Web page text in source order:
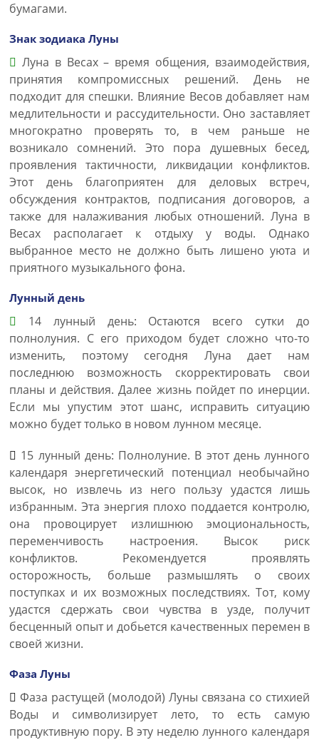
бумагами.
Знак зодиака Луны
Луна в Весах – время общения, взаимодействия,
принятия компромиссных решений. День не
подходит для спешки. Влияние Весов добавляет нам
медлительности и рассудительности. Оно заставляет
многократно проверять то, в чем раньше не
возникало сомнений. Это пора душевных бесед,
проявления тактичности, ликвидации конфликтов.
Этот день благоприятен для деловых встреч,
обсуждения контрактов, подписания договоров, а
также для налаживания любых отношений. Луна в
Весах располагает к отдыху у воды. Однако
выбранное место не должно быть лишено уюта и
приятного музыкального фона.
Лунный день
14 лунный день: Остаются всего сутки до
полнолуния. С его приходом будет сложно что-то
изменить, поэтому сегодня Луна дает нам
последнюю возможность скорректировать свои
планы и действия. Далее жизнь пойдет по инерции.
Если мы упустим этот шанс, исправить ситуацию
можно будет только в новом лунном месяце.
15 лунный день: Полнолуние. В этот день лунного
календаря энергетический потенциал необычайно
высок, но извлечь из него пользу удастся лишь
избранным. Эта энергия плохо поддается контролю,
она провоцирует излишнюю эмоциональность,
переменчивость настроения. Высок риск
конфликтов. Рекомендуется проявлять
осторожность, больше размышлять о своих
поступках и их возможных последствиях. Тот, кому
удастся сдержать свои чувства в узде, получит
бесценный опыт и добьется качественных перемен в
своей жизни.
Фаза Луны
Фаза растущей (молодой) Луны связана со стихией
Воды и символизирует лето, то есть самую
продуктивную пору. В эту неделю лунного календаря